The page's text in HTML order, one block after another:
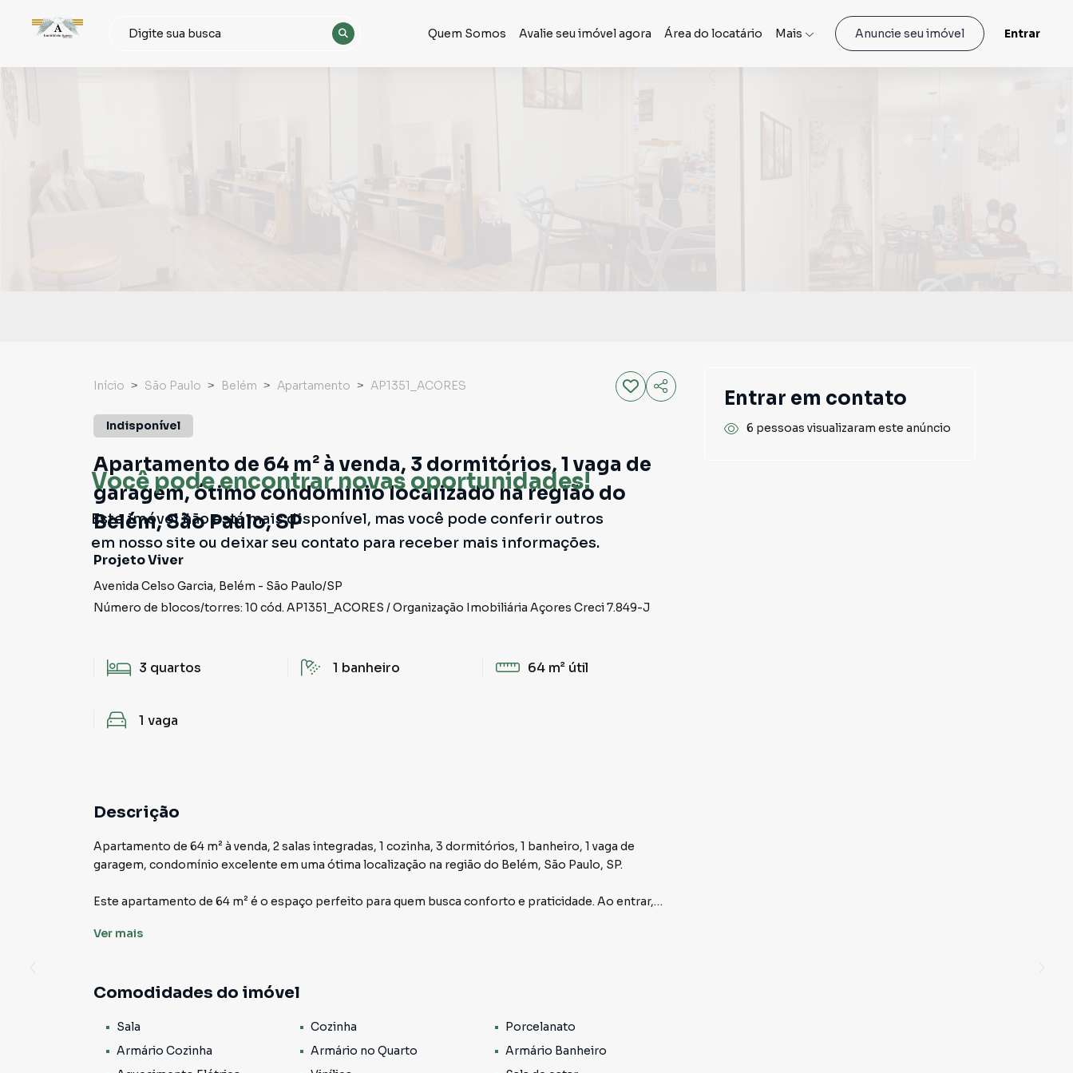
Quem Somos Avalie seu imóvel agora Área do locatário Mais Anuncie seu imóvel Entrar
Você pode encontrar novas oportunidades!
Este imóvel não está mais disponível, mas você pode conferir outros
em nosso site ou deixar seu contato para receber mais informações.
Início São Paulo Belém Apartamento AP1351_ACORES
Indisponível
Apartamento de 64 m² à venda, 3 dormitórios, 1 vaga de
garagem, ótimo condomínio localizado na região do
Belém, São Paulo, SP
Projeto Viver
Avenida Celso Garcia, Belém - São Paulo/SP
Número de blocos/torres: 10 cód. AP1351_ACORES /Organização Imobiliária Açores Creci7.849-J
3 quartos 1 banheiro 64 m² útil
1 vaga
Descrição
Apartamento de 64 m² à venda, 2 salas integradas, 1 cozinha, 3 dormitórios, 1 banheiro, 1 vaga de
garagem, condomínio excelente em uma ótima localização na região do Belém, São Paulo, SP.
Este apartamento de 64 m² é o espaço perfeito para quem busca conforto e praticidade. Ao entrar,
receber a família e amigos ou para relaxar após um dia agitado. A cozinha, bem planejada, proporciona
O apartamento conta com três dormitórios, garantindo acomodações confortáveis e privadas para
disso, você terá uma vaga de garagem exclusiva para o seu veículo, oferecendo ainda mais comodidade.
Condomínio:
Ver mais
Comodidades do imóvel
Sala Cozinha
Porcelanato
Armário Cozinha
Armário no Quarto
Armário Banheiro
Entrar em contato
6 pessoas visualizaram este anúncio